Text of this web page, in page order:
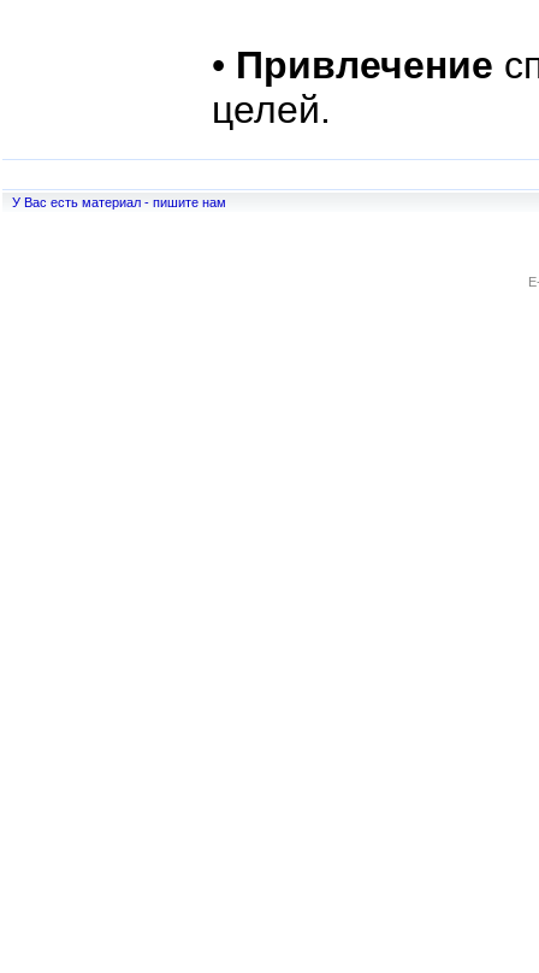
• Привлечение
целей.
У Вас есть материал - пишите нам